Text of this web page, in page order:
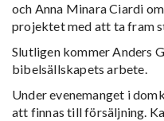
och Anna Minara Ciardi
projektet med att ta fram
Slutligen kommer Anders
bibelsällskapets arbete.
Under evenemanget i
att finnas till försäljning.